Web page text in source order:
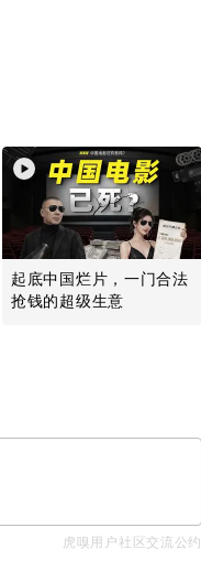
起底中国烂片，一门合法
抢钱的超级生意
虎嗅用户社区交流公约